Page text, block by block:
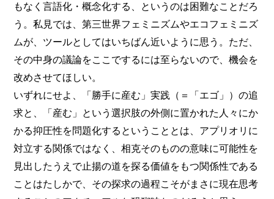
もなく言語化・概念化する、というのは困難なことだろ
う。私見では、第三世界フェミニズムやエコフェミニズ
ムが、ツールとしてはいちばん近いように思う。ただ、
その中身の議論をここでするには至らないので、機会を
改めさせてほしい。
いずれにせよ、「勝手に産む」実践（＝「エゴ」）の追
求と、「産む」という選択肢の外側に置かれた人々にか
かる抑圧性を問題化するということとは、アプリオリに
対立する関係ではなく、相克そのものの意味に可能性を
見出したうえで止揚の道を探る価値をもつ関係性である
ことはたしかで、その探求の過程こそがまさに現在思考